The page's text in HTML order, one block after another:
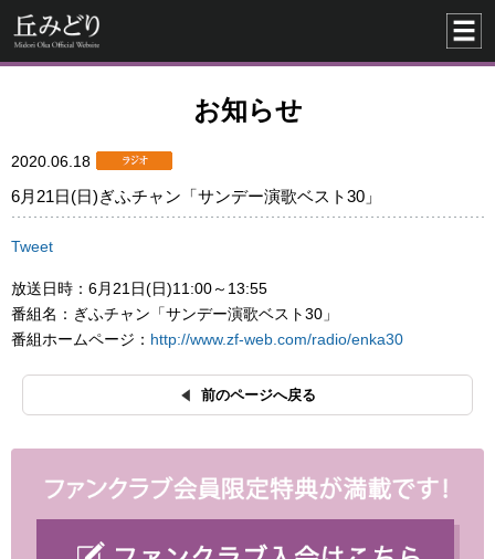
お知らせ
2020.06.18
6月21日(日)ぎふチャン「サンデー演歌ベスト30」
Tweet
放送日時：6月21日(日)11:00～13:55
番組名：ぎふチャン「サンデー演歌ベスト30」
番組ホームページ： http://www.zf-web.com/radio/enka30
前のページへ戻る